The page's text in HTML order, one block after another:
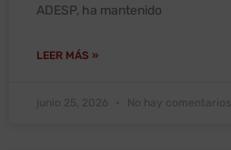
ADESP, ha mantenido
LEER MÁS »
junio 25, 2026 No hay comentarios